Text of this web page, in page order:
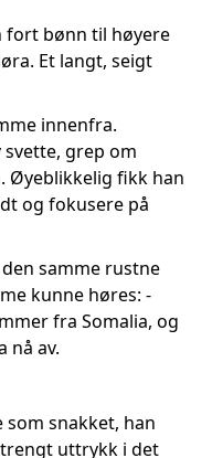
fort bønn til høyere
Et langt, seigt
innenfra.
svette, grep om
Øyeblikkelig fikk han
og fokusere på
samme rustne
kunne høres: -
fra Somalia, og
nå av.
som snakket, han
uttrykk i det